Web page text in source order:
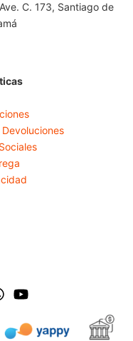
C. 173, Santiago de